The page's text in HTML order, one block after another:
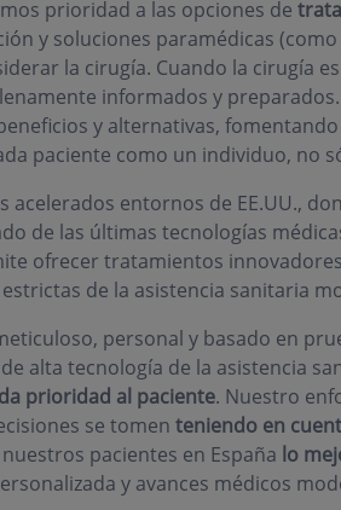
prioridad a las opciones de
y soluciones paramédicas
la cirugía. Cuando la cirugía
informados y
y alternativas, fomentando
paciente como un individuo, no
acelerados entornos de EE.UU.,
de las últimas tecnologías
ofrecer tratamientos
de la asistencia sanitaria
personal y basado en
alta tecnología de la asistencia
prioridad al paciente. Nuestro
se tomen teniendo en
pacientes en España lo
y avances médicos